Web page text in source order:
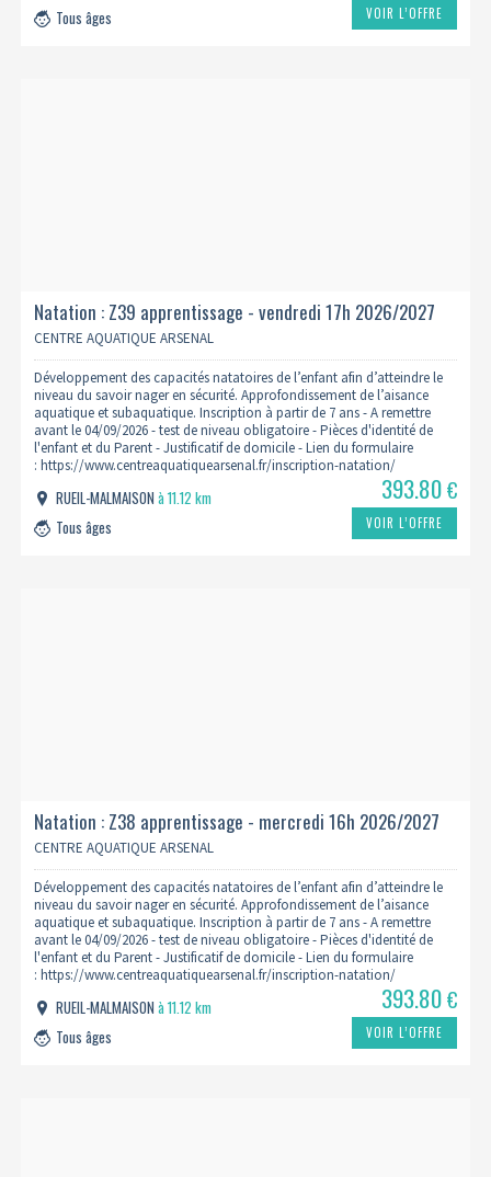
Tous âges
VOIR L’OFFRE
Natation : Z39 apprentissage - vendredi 17h 2026/2027
CENTRE AQUATIQUE ARSENAL
Développement des capacités natatoires de l’enfant afin d’atteindre le
niveau du savoir nager en sécurité. Approfondissement de l’aisance
aquatique et subaquatique. Inscription à partir de 7 ans - A remettre
avant le 04/09/2026 - test de niveau obligatoire - Pièces d'identité de
l'enfant et du Parent - Justificatif de domicile - Lien du formulaire
: https://www.centreaquatiquearsenal.fr/inscription-natation/
RUEIL-MALMAISONà 11.12 km
Tous âges
393.80€
VOIR L’OFFRE
Natation : Z38 apprentissage - mercredi 16h 2026/2027
CENTRE AQUATIQUE ARSENAL
Développement des capacités natatoires de l’enfant afin d’atteindre le
niveau du savoir nager en sécurité. Approfondissement de l’aisance
aquatique et subaquatique. Inscription à partir de 7 ans - A remettre
avant le 04/09/2026 - test de niveau obligatoire - Pièces d'identité de
l'enfant et du Parent - Justificatif de domicile - Lien du formulaire
: https://www.centreaquatiquearsenal.fr/inscription-natation/
RUEIL-MALMAISONà 11.12 km
Tous âges
393.80€
VOIR L’OFFRE